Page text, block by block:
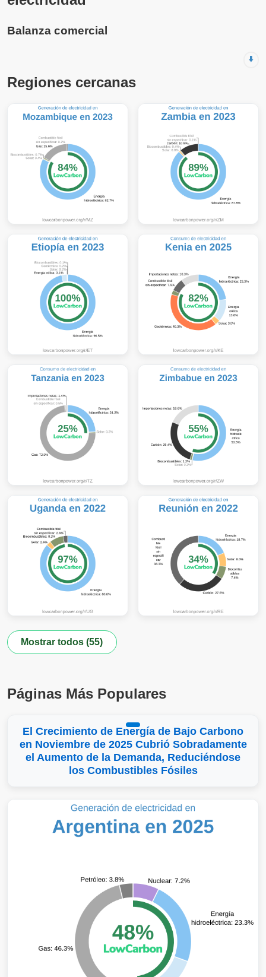
Balanza comercial
⬇️
Regiones cercanas
Mostrar todos (55)
Páginas Más Populares
El Crecimiento de Energía de Bajo Carbono
en Noviembre de 2025 Cubrió Sobradamente
el Aumento de la Demanda, Reduciéndose
los Combustibles Fósiles